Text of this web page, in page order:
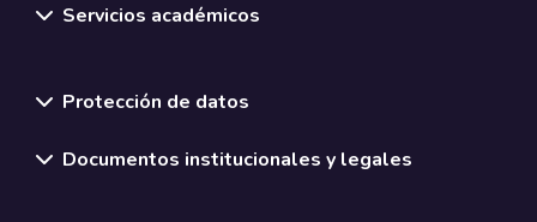
Servicios académicos
Protección de datos
Documentos institucionales y legales